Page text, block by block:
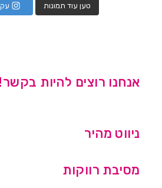
טען עוד תמונות
אנחנו רוצים להיות בקשר!
ניווט מהיר
מסיבת רווקות